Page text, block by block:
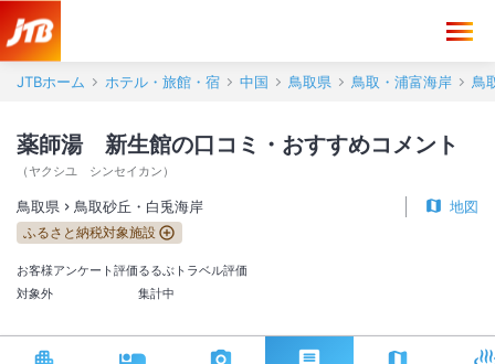
JTBホーム ホテル・旅館・宿 中国 鳥取県 鳥取・浦富海岸 鳥
薬師湯 新生館の口コミ・おすすめコメント
（ヤクシユ シンセイカン ）
鳥取県 鳥取砂丘・白兎海岸 地図
ふるさと納税対象施設
お客様アンケート評価
対象外
るるぶトラベル評価
集計中